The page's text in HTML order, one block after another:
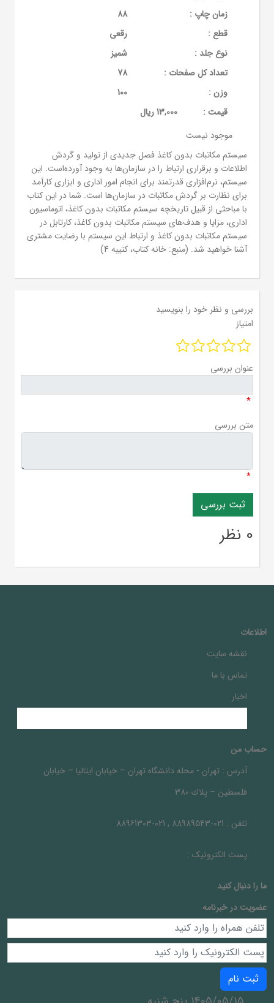
زمان چاپ :
88
قطع :
رقعی
نوع جلد :
شمیز
تعداد کل صفحات :
78
وزن :
100
قيمت :
13,000 ریال
موجود نیست
سیستم مکاتبات بدون کاغذ فصل جدیدی از تولید و گردش
اطلاعات و برقراری ارتباط را در سازمان‌ها به وجود آورده‌است. این
سیستم، نرم‌افزاری قدرتمند برای انجام امور اداری و ابزاری کارآمد
برای نظارت بر گردش مکاتبات در سازمان‌ها است. شما در این کتاب
با مباحثی از قبیل تاریخچه سیستم مکاتبات بدون کاغذ، اتوماسیون
اداری، مزایا و هدف‌های سیستم مکاتبات بدون کاغذ، کارتابل در
سیستم مکاتبات بدون کاغذ و ارتباط این سیستم با رضایت مشتری
آشنا خواهید شد. (منبع: خانه کتاب، کتیبه 4)
بررسی و نظر خود را بنویسید
امتیاز
عنوان بررسی
*
متن بررسی
*
0 نظر
اطلاعات
نقشه سایت
تماس با ما
اخبار
حساب من
آدرس : تهران - محله دانشگاه تهران – خيابان ايتاليا – خيابان
فلسطين – پلاك 380
تلفن : 021-88989543 , 021-88961303
پست الکترونیک :
ما را دنبال کنيد
عضویت در خبرنامه
ثبت نام